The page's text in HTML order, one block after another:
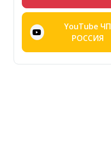
YouTube ЧП
РОССИЯ